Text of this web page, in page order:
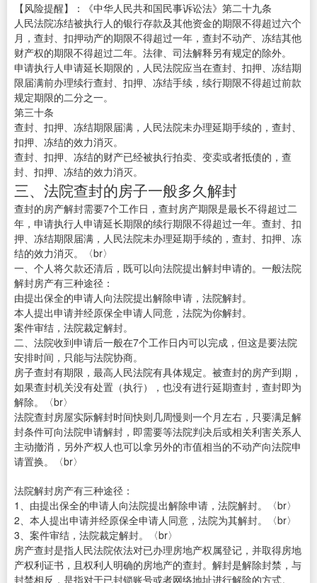
【风险提醒】：《中华人民共和国民事诉讼法》第二十九条
人民法院冻结被执行人的银行存款及其他资金的期限不得超过六个
月，查封、扣押动产的期限不得超过一年，查封不动产、冻结其他
财产权的期限不得超过二年。法律、司法解释另有规定的除外。
申请执行人申请延长期限的，人民法院应当在查封、扣押、冻结期
限届满前办理续行查封、扣押、冻结手续，续行期限不得超过前款
规定期限的二分之一。
第三十条
查封、扣押、冻结期限届满，人民法院未办理延期手续的，查封、
扣押、冻结的效力消灭。
查封、扣押、冻结的财产已经被执行拍卖、变卖或者抵债的，查
封、扣押、冻结的效力消灭。
三、法院查封的房子一般多久解封
查封的房产解封需要7个工作日，查封房产期限是最长不得超过二
年，申请执行人申请延长期限的续行期限不得超过一年。查封、扣
押、冻结期限届满，人民法院未办理延期手续的，查封、扣押、冻
结的效力消灭。〈br〉
一、个人将欠款还清后，既可以向法院提出解封申请的。一般法院
解封房产有三种途径：
由提出保全的申请人向法院提出解除申请，法院解封。
本人提出申请并经原保全申请人同意，法院为你解封。
案件审结，法院裁定解封。
二、法院收到申请后一般在7个工作日内可以完成，但这是要法院
安排时间，只能与法院协商。
房子查封有期限，最高人民法院有具体规定。被查封的房产到期，
如果查封机关没有处置（执行），也没有进行延期查封，查封即为
解除。〈br〉
法院查封房屋实际解封时间快则几周慢则一个月左右，只要满足解
封条件可向法院申请解封，即需要等法院判决后或相关利害关系人
主动撤消，另外产权人也可以拿另外的市值相当的不动产向法院申
请置换。〈br〉
法院解封房产有三种途径：
1、由提出保全的申请人向法院提出解除申请，法院解封。〈br〉
2、本人提出申请并经原保全申请人同意，法院为其解封。〈br〉
3、案件审结，法院裁定解封。〈br〉
房产查封是指人民法院依法对已办理房地产权属登记，并取得房地
产权利证书，且权利人明确的房地产的查封。解封是解除封禁，与
封禁相反，是指对于已封锁账号或者网络地址进行解除的方式。